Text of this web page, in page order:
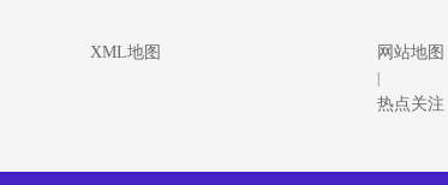
XML地图 网站地图
热点关注